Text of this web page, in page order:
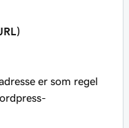
er som regel